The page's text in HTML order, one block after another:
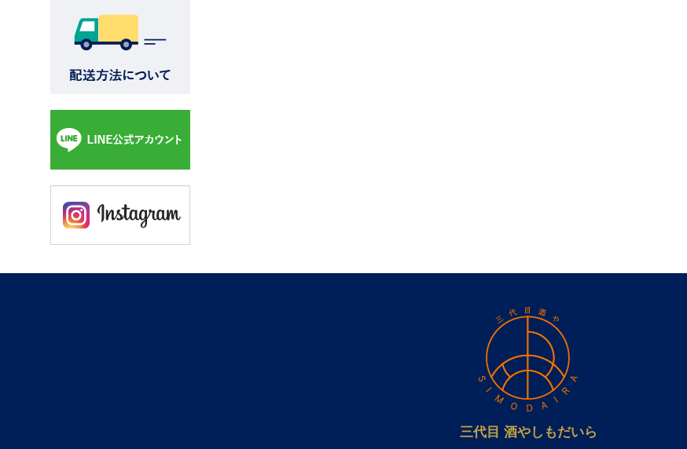
三代目 酒やしもだいら